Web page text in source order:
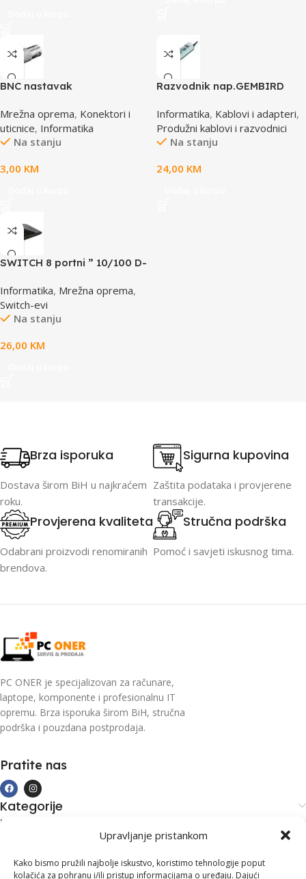
Upravljanje pristankom
Kako bismo pružili najbolje iskustvo, koristimo tehnologije poput
kolačića za pohranu i/ili pristup informacijama o uređaju. Dajući
BNC nastavak
Mrežna oprema, Konektori i
uticnice, Informatika
Na stanju
3,00 KM
Razvodnik nap.GEMBIRD
prekidač,3m, osigurač,
prenaponska zaštita
Informatika, Kablovi i adapteri,
Produžni kablovi i razvodnici
Na stanju
24,00 KM
SWITCH 8 portni ” 10/100 D-
Informatika, Mrežna oprema,
Switch-evi
Na stanju
26,00 KM
Brza isporuka
Dostava širom BiH u najkraćem
roku.
Sigurna kupovina
Zaštita podataka i provjerene
transakcije.
Provjerena kvaliteta
Odabrani proizvodi renomiranih
brendova.
Stručna podrška
Pomoć i savjeti iskusnog tima.
PC ONER je specijalizovan za računare,
laptope, komponente i profesionalnu IT
opremu. Brza isporuka širom BiH, stručna
podrška i pouzdana postprodaja.
Pratite nas
Kategorije
Kupovina i podrška
Kontakt informacije